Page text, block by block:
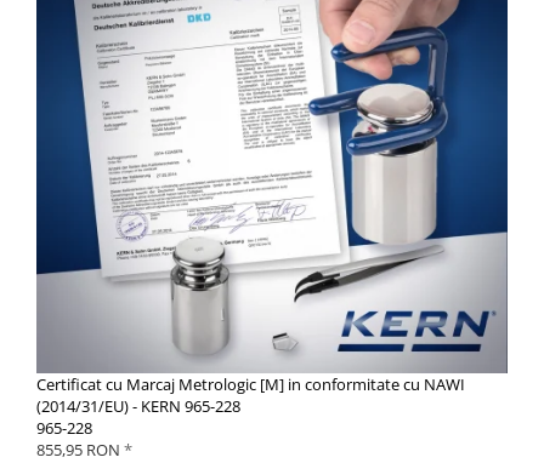
Certificat cu Marcaj Metrologic [M] in conformitate cu NAWI
(2014/31/EU) - KERN 965-228
965-228
855,95 RON *